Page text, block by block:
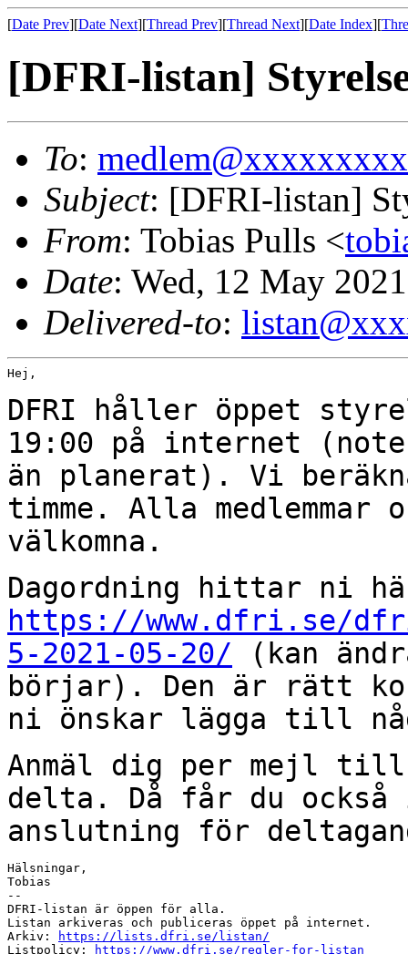
[Date Prev][Date Next][Thread Prev][Thread Next][Date Index][
[DFRI-listan]
To:
Subject: [DFRI-listan]
From: Tobias Pulls <
Date: Wed, 12 May
Delivered-to:
Hej,
DFRI håller öppet
19:00 på internet
än planerat). Vi
timme. Alla
välkomna.
Dagordning hittar ni
https://www.dfri.se/
5-2021-05-20/ (kan
börjar). Den är rätt
ni önskar lägga till
Anmäl dig per mejl till
delta. Då får du också
anslutning för
Hälsningar,
Tobias
--
DFRI-listan är öppen för alla.
Listan arkiveras och publiceras öppet på internet.
Arkiv:
https://lists.dfri.se/listan/
Listpolicy:
https://www.dfri.se/regler-for-listan